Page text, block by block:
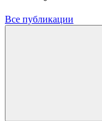
Все публикации